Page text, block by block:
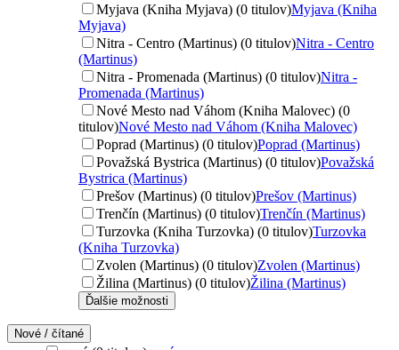
Myjava (Kniha Myjava) (0 titulov)Myjava (Kniha
Myjava)
Nitra - Centro (Martinus) (0 titulov)Nitra - Centro
(Martinus)
Nitra - Promenada (Martinus) (0 titulov)Nitra -
Promenada (Martinus)
Nové Mesto nad Váhom (Kniha Malovec) (0
titulov)Nové Mesto nad Váhom (Kniha Malovec)
Poprad (Martinus) (0 titulov)Poprad (Martinus)
Považská Bystrica (Martinus) (0 titulov)Považská
Bystrica (Martinus)
Prešov (Martinus) (0 titulov)Prešov (Martinus)
Trenčín (Martinus) (0 titulov)Trenčín (Martinus)
Turzovka (Kniha Turzovka) (0 titulov)Turzovka
(Kniha Turzovka)
Zvolen (Martinus) (0 titulov)Zvolen (Martinus)
Žilina (Martinus) (0 titulov)Žilina (Martinus)
Ďalšie možnosti
Nové / čítané